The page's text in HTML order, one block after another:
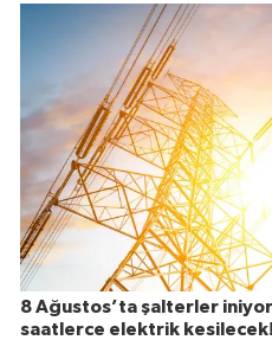
8 Ağustos’ta şalterler
saatlerce elektrik kesilecek!